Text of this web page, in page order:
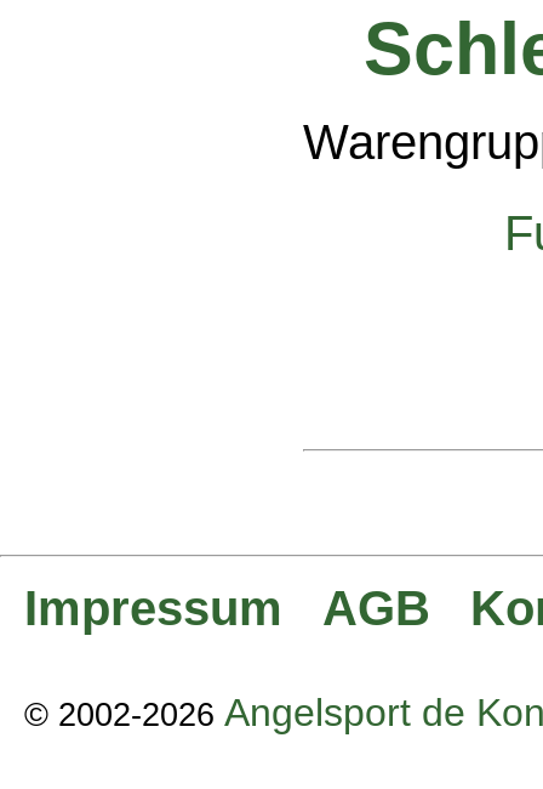
Impressum AGB
© 2002-2026 Angelsport de